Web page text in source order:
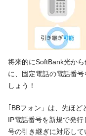
将来的にSoftBank光か
に、固定電話の電話番
しょう！
｢BBフォン」は、先ほ
IP電話番号を新規で発
号の引き継ぎに対応して